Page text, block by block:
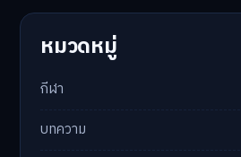
หมวดหมู่
กีฬา
บทความ